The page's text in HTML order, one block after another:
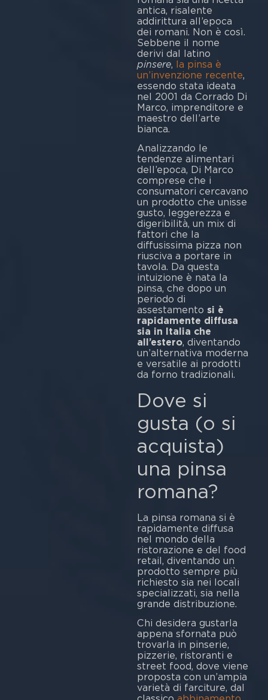
antica, risalente
addirittura all’epoca
dei romani. Non è così.
Sebbene il nome
derivi dal latino
pinsere, la pinsa è
un’invenzione recente,
essendo stata ideata
nel 2001 da Corrado Di
Marco, imprenditore e
maestro dell’arte
bianca.
Analizzando le
tendenze alimentari
dell’epoca, Di Marco
comprese che i
consumatori cercavano
un prodotto che unisse
gusto, leggerezza e
digeribilità, un mix di
fattori che la
diffusissima pizza non
riusciva a portare in
tavola. Da questa
intuizione è nata la
pinsa, che dopo un
periodo di
assestamento si è
rapidamente diffusa
sia in Italia che
all’estero, diventando
un’alternativa moderna
e versatile ai prodotti
da forno tradizionali.
Dove si
gusta (o si
acquista)
una pinsa
romana?
La pinsa romana si è
rapidamente diffusa
nel mondo della
ristorazione e del food
retail, diventando un
prodotto sempre più
richiesto sia nei locali
specializzati, sia nella
grande distribuzione.
Chi desidera gustarla
appena sfornata può
trovarla in pinserie,
pizzerie, ristoranti e
street food, dove viene
proposta con un’ampia
varietà di farciture, dal